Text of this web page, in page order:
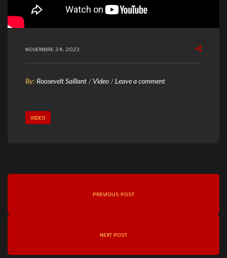
NOVEMBRE 24, 2023
By: Roosevelt Saillant Video Leave a commento
VIDEO
PREVIOUS POST
NEXT POST